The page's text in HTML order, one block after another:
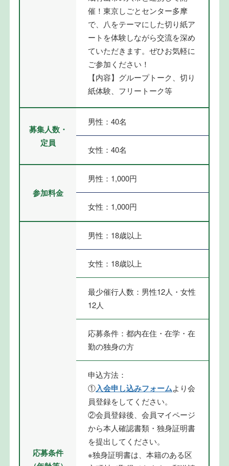
催！東京しごとセンター多摩
で、八をテーマにした切り紙ア
ートを体験しながら交流を深め
ていただきます。ぜひお気軽に
ご参加ください！
【内容】グループトーク、切り
紙体験、フリートーク等
募集人数・
定員
男性：40名
女性：40名
参加料金
男性：1,000円
女性：1,000円
応募条件
男性：18歳以上
女性：18歳以上
最少催行人数：男性12人・女性
12人
応募条件：都内在住・在学・在
勤の独身の方
申込方法：
①入会申し込みフォームより会
員登録をしてください。
②会員登録後、会員マイページ
から本人確認書類・独身証明書
を提出してください。
※独身証明書は、本籍のある区